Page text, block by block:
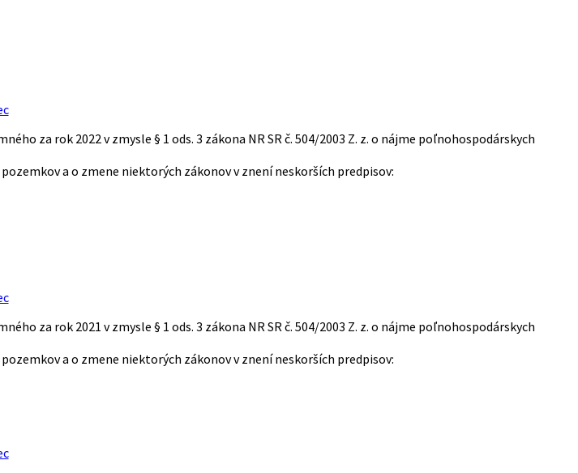
za rok 2022 v zmysle § 1 ods. 3 zákona NR SR č. 504/2003 Z. z. o nájme poľnohospodárskych
a o zmene niektorých zákonov v znení neskorších predpisov:
za rok 2021 v zmysle § 1 ods. 3 zákona NR SR č. 504/2003 Z. z. o nájme poľnohospodárskych
a o zmene niektorých zákonov v znení neskorších predpisov: